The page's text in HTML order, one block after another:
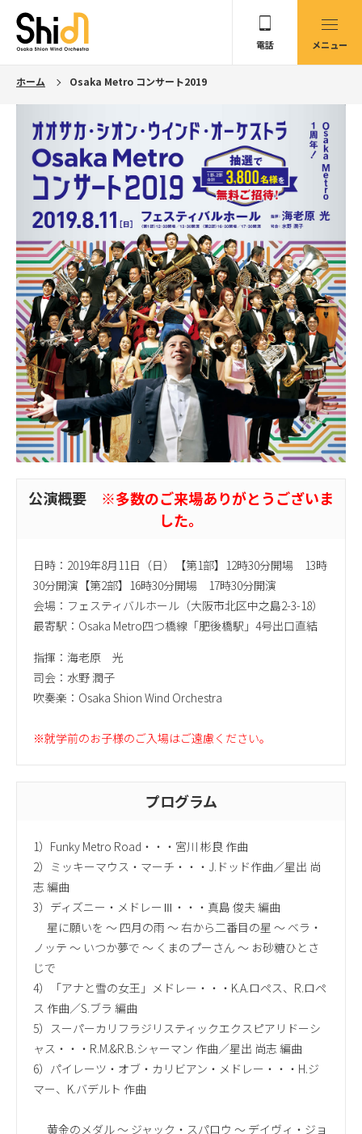
メニュー
電話
ホーム Osaka Metro コンサート2019
公演概要 ※多数のご来場ありがとうございま
した。
日時：2019年8月11日（日）【第1部】12時30分開場 13時
30分開演【第2部】16時30分開場 17時30分開演
会場：フェスティバルホール（大阪市北区中之島2-3-18）
最寄駅：Osaka Metro四つ橋線「肥後橋駅」4号出口直結
指揮：海老原 光
司会：水野 潤子
吹奏楽：Osaka Shion Wind Orchestra
※就学前のお子様のご入場はご遠慮ください。
プログラム
1）Funky Metro Road・・・宮川 彬良 作曲
2）ミッキーマウス・マーチ・・・J.ドッド作曲／星出 尚
志 編曲
3）ディズニー・メドレーⅢ・・・真島 俊夫 編曲
星に願いを ～ 四月の雨 ～ 右から二番目の星 ～ ベラ・
ノッテ ～ いつか夢で ～ くまのプーさん ～ お砂糖ひとさ
じで
4）「アナと雪の女王」メドレー・・・K.A.ロペス、R.ロペ
ス 作曲／S.ブラ 編曲
5）スーパーカリフラジリスティックエクスピアリドーシ
ャス・・・R.M.&R.B.シャーマン 作曲／星出 尚志 編曲
6）パイレーツ・オブ・カリビアン・メドレー・・・H.ジ
マー、K.バデルト 作曲
黄金のメダル ～ ジャック・スパロウ ～ デイヴィ・ジョ